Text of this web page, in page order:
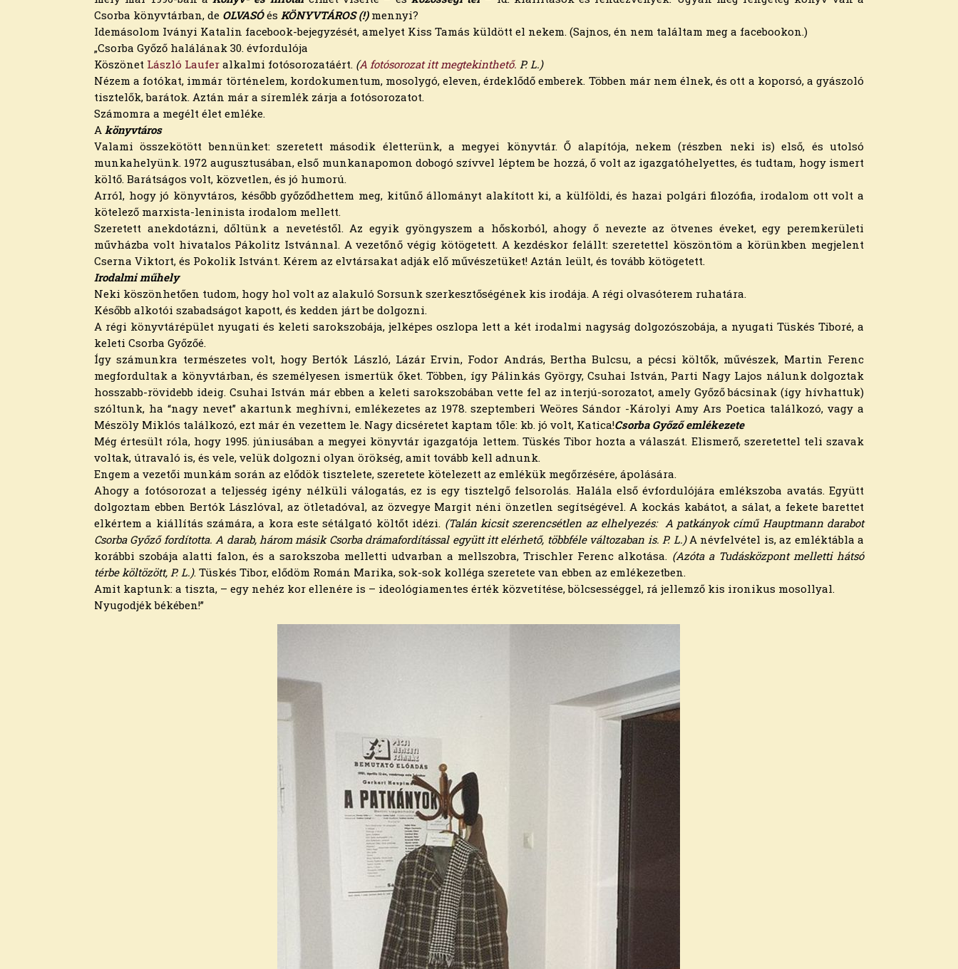
Csorba könyvtárban, de OLVASÓés KÖNYVTÁROS (!) mennyi?
Idemásolom Iványi Katalin facebook-bejegyzését, amelyet Kiss Tamás küldött el nekem. (Sajnos, én nem találtam meg a facebookon.)
„Csorba Győző halálának 30. évfordulója
Köszönet László Laufer alkalmi fotósorozatáért. (A fotósorozat itt megtekinthető. P. L.)
Nézem a fotókat, immár történelem, kordokumentum, mosolygó, eleven, érdeklődő emberek. Többen már nem élnek, és ott a koporsó, a gyászoló
tisztelők, barátok. Aztán már a síremlék zárja a fotósorozatot.
Számomra a megélt élet emléke.
A könyvtáros
Valami összekötött bennünket: szeretett második életterünk, a megyei könyvtár. Ő alapítója, nekem (részben neki is) első, és utolsó
munkahelyünk. 1972 augusztusában, első munkanapomon dobogó szívvel léptem be hozzá, ő volt az igazgatóhelyettes, és tudtam, hogy ismert
költő. Barátságos volt, közvetlen, és jó humorú.
Arról, hogy jó könyvtáros, később győződhettem meg, kitűnő állományt alakított ki, a külföldi, és hazai polgári filozófia, irodalom ott volt a
kötelező marxista-leninista irodalom mellett.
Szeretett anekdotázni, dőltünk a nevetéstől. Az egyik gyöngyszem a hőskorból, ahogy ő nevezte az ötvenes éveket, egy peremkerületi
művházba volt hivatalos Pákolitz Istvánnal. A vezetőnő végig kötögetett. A kezdéskor felállt: szeretettel köszöntöm a körünkben megjelent
Cserna Viktort, és Pokolik Istvánt. Kérem az elvtársakat adják elő művészetüket! Aztán leült, és tovább kötögetett.
Irodalmi műhely
Neki köszönhetően tudom, hogy hol volt az alakuló Sorsunk szerkesztőségének kis irodája. A régi olvasóterem ruhatára.
Később alkotói szabadságot kapott, és kedden járt be dolgozni.
A régi könyvtárépület nyugati és keleti sarokszobája, jelképes oszlopa lett a két irodalmi nagyság dolgozószobája, a nyugati Tüskés Tiboré, a
keleti Csorba Győzőé.
Így számunkra természetes volt, hogy Bertók László, Lázár Ervin, Fodor András, Bertha Bulcsu, a pécsi költők, művészek, Martin Ferenc
megfordultak a könyvtárban, és személyesen ismertük őket. Többen, így Pálinkás György, Csuhai István, Parti Nagy Lajos nálunk dolgoztak
hosszabb-rövidebb ideig. Csuhai István már ebben a keleti sarokszobában vette fel az interjú-sorozatot, amely Győző bácsinak (így hívhattuk)
szóltunk, ha “nagy nevet” akartunk meghívni, emlékezetes az 1978. szeptemberi Weöres Sándor -Károlyi Amy Ars Poetica találkozó, vagy a
Mészöly Miklós találkozó, ezt már én vezettem le. Nagy dicséretet kaptam tőle: kb. jó volt, Katica!Csorba Győző emlékezete
Még értesült róla, hogy 1995. júniusában a megyei könyvtár igazgatója lettem. Tüskés Tibor hozta a válaszát. Elismerő, szeretettel teli szavak
voltak, útravaló is, és vele, velük dolgozni olyan örökség, amit tovább kell adnunk.
Engem a vezetői munkám során az elődök tisztelete, szeretete kötelezett az emlékük megőrzésére, ápolására.
Ahogy a fotósorozat a teljesség igény nélküli válogatás, ez is egy tisztelgő felsorolás. Halála első évfordulójára emlékszoba avatás. Együtt
dolgoztam ebben Bertók Lászlóval, az ötletadóval, az özvegye Margit néni önzetlen segítségével. A kockás kabátot, a sálat, a fekete barettet
elkértem a kiállítás számára, a kora este sétálgató költőt idézi. (Talán kicsit szerencsétlen az elhelyezés: A patkányok című Hauptmann darabot
Csorba Győző fordította. A darab, három másik Csorba drámafordítással együtt itt elérhető, többféle változaban is. P. L.)A névfelvétel is, az emléktábla a
korábbi szobája alatti falon, és a sarokszoba melletti udvarban a mellszobra, Trischler Ferenc alkotása. (Azóta a Tudásközpont melletti hátsó
térbe költözött, P. L.). Tüskés Tibor, elődöm Román Marika, sok-sok kolléga szeretete van ebben az emlékezetben.
Amit kaptunk: a tiszta, – egy nehéz kor ellenére is – ideológiamentes érték közvetítése, bölcsességgel, rá jellemző kis ironikus mosollyal.
Nyugodjék békében!”
2024. augusztus
2024. július
2024. június
2024. május
2024. április
2024. március
2024. február
2024. január
2023. december
2023. november
2023. október
2023. szeptember
2023. augusztus
2023. július
2023. június
2023. május
2023. április
2023. március
2023. február
2023. január
2022. december
2022. november
2022. október
2022. augusztus
2022. július
2022. június
2022. május
2022. április
2022. március
2022. február
2022. január
2021. december
2021. november
2021. október
2021. szeptember
2021. augusztus
2021. július
2021. június